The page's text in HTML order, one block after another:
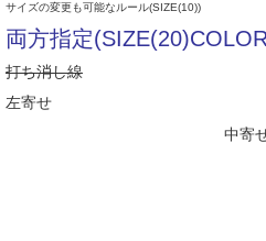
サイズの変更も可能なルール(SIZE(10))
両方指定
打ち消し線
左寄せ
中寄